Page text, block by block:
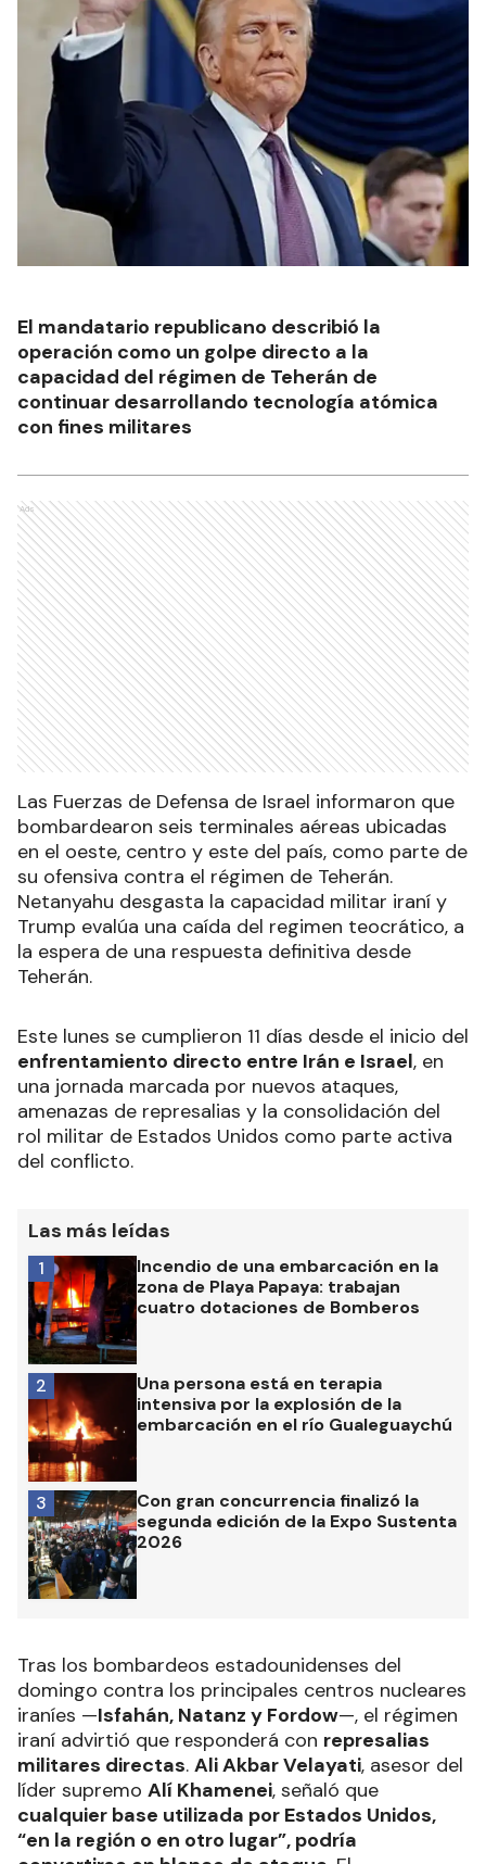
El mandatario republicano describió la
operación como un golpe directo a la
capacidad del régimen de Teherán de
continuar desarrollando tecnología atómica
con fines militares
Ads
Las Fuerzas de Defensa de Israel informaron que
bombardearon seis terminales aéreas ubicadas
en el oeste, centro y este del país, como parte de
su ofensiva contra el régimen de Teherán.
Netanyahu desgasta la capacidad militar iraní y
Trump evalúa una caída del regimen teocrático, a
la espera de una respuesta definitiva desde
Teherán.
Este lunes se cumplieron 11 días desde el inicio del
enfrentamiento directo entre Irán e Israel, en
una jornada marcada por nuevos ataques,
amenazas de represalias y la consolidación del
rol militar de Estados Unidos como parte activa
del conflicto.
Las más leídas
Incendio de una embarcación en la
zona de Playa Papaya: trabajan
cuatro dotaciones de Bomberos
1
Una persona está en terapia
intensiva por la explosión de la
embarcación en el río Gualeguaychú
2
Con gran concurrencia finalizó la
segunda edición de la Expo Sustenta
2026
3
Tras los bombardeos estadounidenses del
domingo contra los principales centros nucleares
iraníes —Isfahán, Natanz y Fordow—, el régimen
iraní advirtió que responderá con represalias
militares directas. Ali Akbar Velayati, asesor del
líder supremo Alí Khamenei, señaló que
cualquier base utilizada por Estados Unidos,
“en la región o en otro lugar”, podría